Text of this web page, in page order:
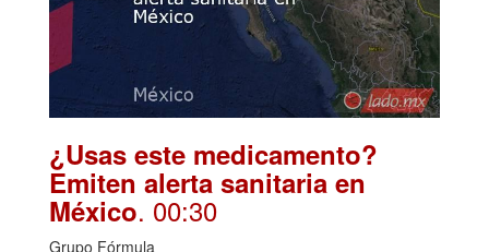
¿Usas este medicamento?
Emiten alerta sanitaria en
México. 00:30
Grupo Fórmula